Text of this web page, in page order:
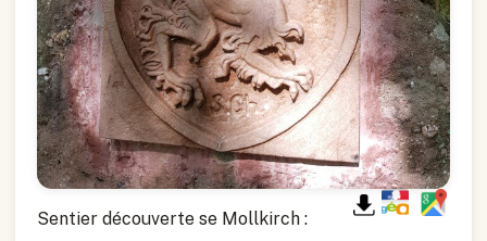
Sentier découverte se Mollkirch :